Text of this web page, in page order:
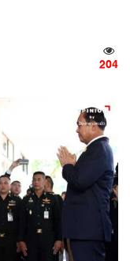
204